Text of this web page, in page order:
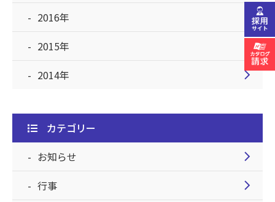
2016年 chevron_right
2015年 chevron_right
2014年 chevron_right
カテゴリー
お知らせ
chevron_right
行事 chevron_right